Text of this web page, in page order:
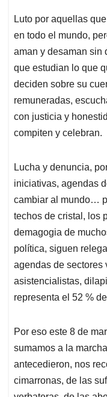
Luto por aquellas
en todo el mundo,
aman y desaman sin
que estudian lo que
deciden sobre su
remuneradas,
con justicia y
compiten y celebran.
Lucha y denuncia,
iniciativas, agendas
cambiar al mundo…
techos de cristal, los
demagogia de
política, siguen
agendas de sectores
asistencialistas,
representa el 52 %
Por eso este 8 de
sumamos a la
antecedieron, nos
cimarronas, de las